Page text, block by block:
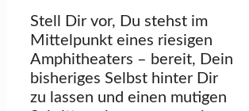
Stell Dir vor, Du stehst im
Mittelpunkt eines riesigen
Amphitheaters – bereit, Dein
bisheriges Selbst hinter Dir
zu lassen und einen mutigen